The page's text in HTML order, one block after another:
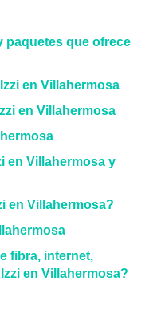
paquetes que ofrece
en Villahermosa
en Villahermosa
en Villahermosa y
en Villahermosa?
fibra, internet,
en Villahermosa?